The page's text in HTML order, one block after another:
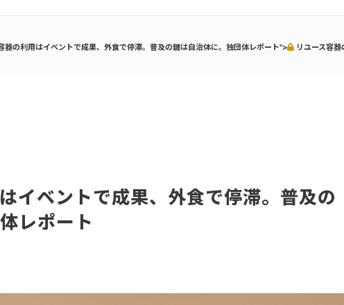
器の利用はイベントで成果、外食で停滞。普及の鍵は自治体に。独団体レポート"> リユース容
イベントで成果、外食で停滞。普及の
レポート